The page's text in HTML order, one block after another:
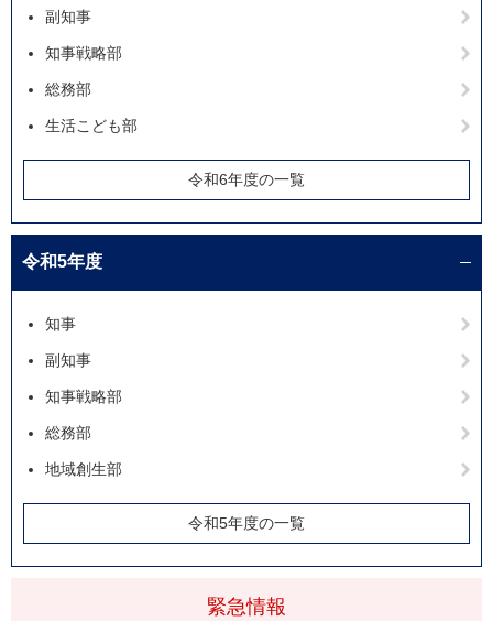
緊急情報
副知事
知事戦略部
総務部
生活こども部
令和6年度の一覧
令和5年度
知事
副知事
知事戦略部
総務部
地域創生部
令和5年度の一覧